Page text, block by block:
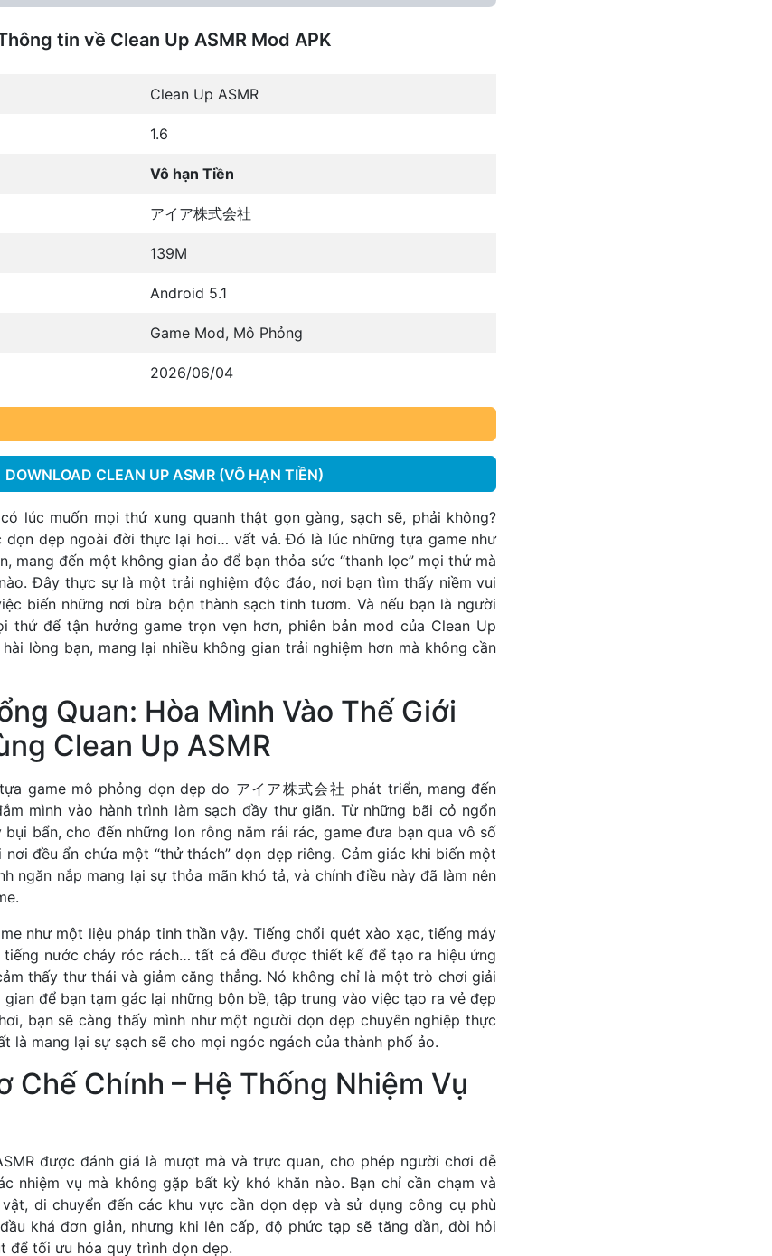
tin về Clean Up ASMR Mod APK
Clean Up ASMR
1.6
Vô hạn Tiền
アイア株式会社
139M
Android 5.1
Game Mod, Mô Phỏng
2026/06/04
DOWNLOAD CLEAN UP ASMR (VÔ HẠN TIỀN)
lúc muốn mọi thứ xung quanh thật gọn gàng, sạch sẽ, phải không?
dọn dẹp ngoài đời thực lại hơi… vất vả. Đó là lúc những tựa game như
mang đến một không gian ảo để bạn thỏa sức “thanh lọc” mọi thứ mà
Đây thực sự là một trải nghiệm độc đáo, nơi bạn tìm thấy niềm vui
biến những nơi bừa bộn thành sạch tinh tươm. Và nếu bạn là người
thứ để tận hưởng game trọn vẹn hơn, phiên bản mod của Clean Up
hài lòng bạn, mang lại nhiều không gian trải nghiệm hơn mà không cần
Quan: Hòa Mình Vào Thế Giới
Clean Up ASMR
game mô phỏng dọn dẹp do アイア株式会社 phát triển, mang đến
mình vào hành trình làm sạch đầy thư giãn. Từ những bãi cỏ ngổn
bụi bẩn, cho đến những lon rỗng nằm rải rác, game đưa bạn qua vô số
đều ẩn chứa một “thử thách” dọn dẹp riêng. Cảm giác khi biến một
ngăn nắp mang lại sự thỏa mãn khó tả, và chính điều này đã làm nên
như một liệu pháp tinh thần vậy. Tiếng chổi quét xào xạc, tiếng máy
tiếng nước chảy róc rách… tất cả đều được thiết kế để tạo ra hiệu ứng
thấy thư thái và giảm căng thẳng. Nó không chỉ là một trò chơi giải
để bạn tạm gác lại những bộn bề, tập trung vào việc tạo ra vẻ đẹp
bạn sẽ càng thấy mình như một người dọn dẹp chuyên nghiệp thực
là mang lại sự sạch sẽ cho mọi ngóc ngách của thành phố ảo.
Chế Chính – Hệ Thống Nhiệm Vụ
được đánh giá là mượt mà và trực quan, cho phép người chơi dễ
nhiệm vụ mà không gặp bất kỳ khó khăn nào. Bạn chỉ cần chạm và
di chuyển đến các khu vực cần dọn dẹp và sử dụng công cụ phù
khá đơn giản, nhưng khi lên cấp, độ phức tạp sẽ tăng dần, đòi hỏi
để tối ưu hóa quy trình dọn dẹp.